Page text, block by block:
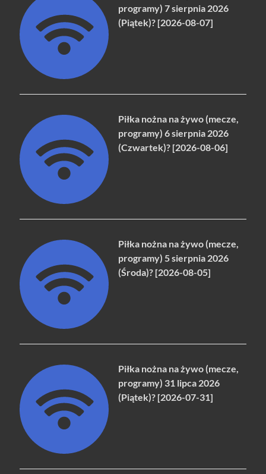
programy) 7 sierpnia 2026
(Piątek)? [2026-08-07]
Piłka nożna na żywo (mecze,
programy) 6 sierpnia 2026
(Czwartek)? [2026-08-06]
Piłka nożna na żywo (mecze,
programy) 5 sierpnia 2026
(Środa)? [2026-08-05]
Piłka nożna na żywo (mecze,
programy) 31 lipca 2026
(Piątek)? [2026-07-31]